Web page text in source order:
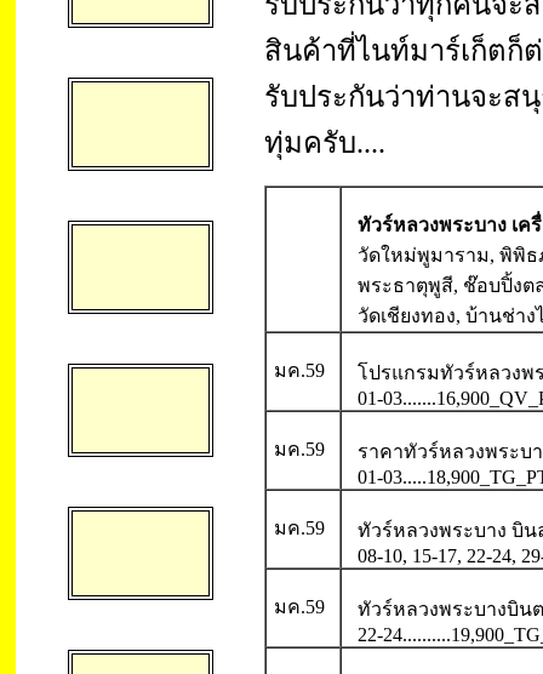
สินค้าที่ไนท์มาร์เก็ตก็
รับประกันว่าท่านจะส
ทุ่มครับ....
ทัวร์หลวงพระบาง เค
วัดใหม่พูมาราม, พิพิ
พระธาตุพูสี, ช๊อบปิ้งต
วัดเชียงทอง, บ้านช่า
มค.59
โปรแกรมทัวร์หลวง
01-
มค.59
ราคาทัวร์หลวงพระบ
01-
มค.59
ทัวร์หลวงพระบาง บิ
08-10, 15-17, 22-24,
มค.59
ทัวร์หลวงพระบางบิน
22-